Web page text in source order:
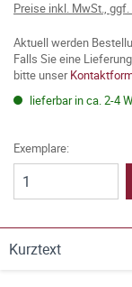
Preise inkl. MwSt.,
Aktuell werden
Falls Sie eine
bitte unser
lieferbar in ca. 2-4
Exemplare:
Kurztext